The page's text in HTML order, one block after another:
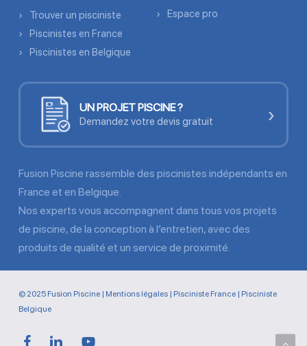
Trouver un pisciniste
Piscinistes en France
Piscinistes en Belgique
Espace pro
UN PROJET PISCINE ?
Demandez votre devis gratuit ›
Fusion Piscine rassemble des piscinistes indépendants en
France et en Belgique.
Nos experts vous accompagnent dans tous vos projets
de piscine, de la conception à l’entretien, avec des
produits de qualité et un service de proximité.
© 2025 Fusion Piscine | Mentions légales| Pisciniste France| Pisciniste
Belgique
facebooklinkedin youtube